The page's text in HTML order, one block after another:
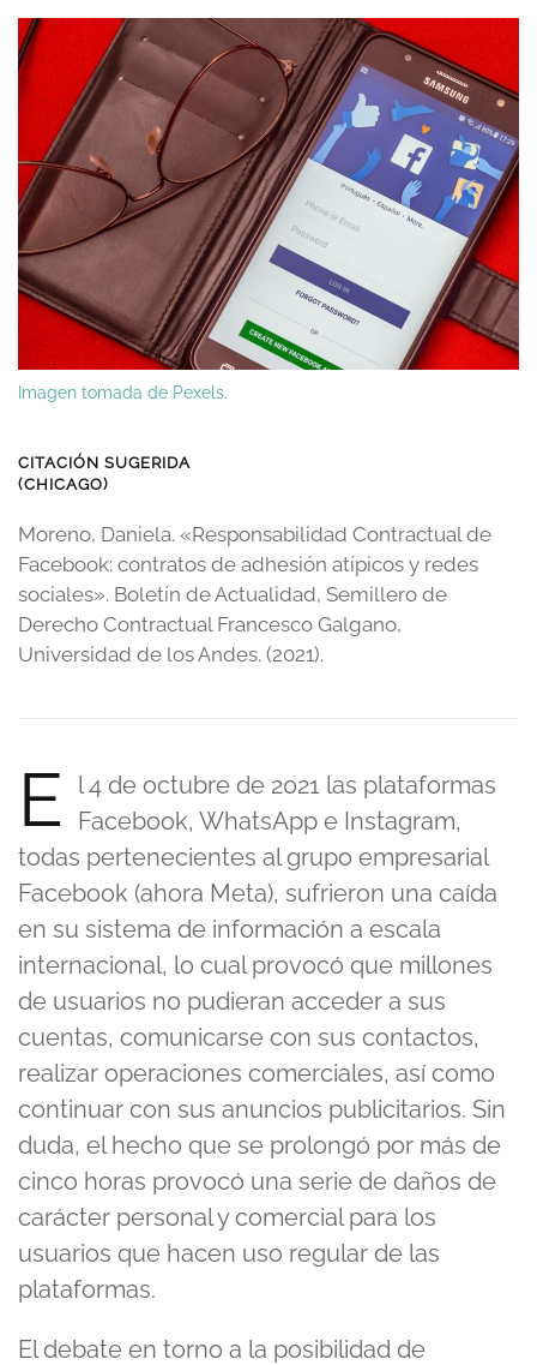
Imagen tomada de Pexels.
CITACIÓN SUGERIDA
(CHICAGO)
Moreno, Daniela. «Responsabilidad Contractual de
Facebook: contratos de adhesión atípicos y redes
sociales». Boletín de Actualidad, Semillero de
Derecho Contractual Francesco Galgano,
Universidad de los Andes. (2021).
E
l 4 de octubre de 2021 las plataformas
Facebook, WhatsApp e Instagram,
todas pertenecientes al grupo empresarial
Facebook (ahora Meta), sufrieron una caída
en su sistema de información a escala
internacional, lo cual provocó que millones
de usuarios no pudieran acceder a sus
cuentas, comunicarse con sus contactos,
realizar operaciones comerciales, así como
continuar con sus anuncios publicitarios. Sin
duda, el hecho que se prolongó por más de
cinco horas provocó una serie de daños de
carácter personal y comercial para los
usuarios que hacen uso regular de las
plataformas.
El debate en torno a la posibilidad de